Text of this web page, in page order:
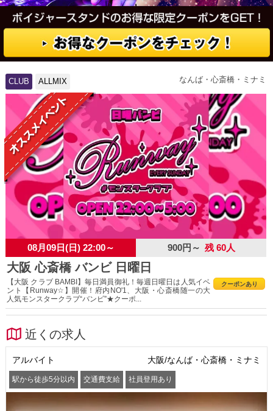
CLUB ALLMIX なんば・心斎橋・ミナミ
08月09日(日) 22:00～ 900円～ 残 60人
大阪 心斎橋 バンビ 日曜日
クーポンあり
【大阪 クラブ BAMBI】毎日満員御礼！毎週日曜日は人気イベ
ント【Runway☆】開催！府内NO'1、大阪・心斎橋随一の大
人気モンスタークラブ“バンビ”★クーポ...
近くの求人
アルバイト 大阪/なんば・心斎橋・ミナミ
駅から徒歩5分以内 交通費支給 社員登用あり